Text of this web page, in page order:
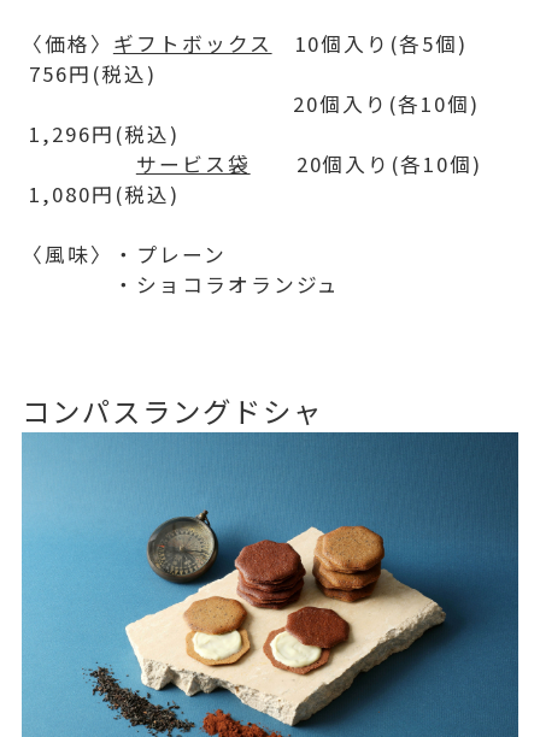
〈価格〉 ギフトボックス
10個入り(各5個)
756円(税込)
20個入り(各10個)
1,296円(税込)
サービス袋
20個入り(各10個)
1,080円(税込)
〈風味〉・プレーン
・ショコラオランジュ
コンパスラングドシャ